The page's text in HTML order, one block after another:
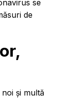
se
de
și multă